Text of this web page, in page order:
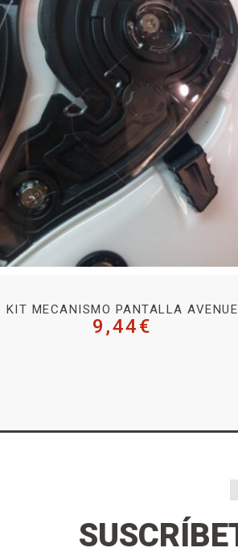
KIT MECANISMO PANTALLA AVENUE
9,44€